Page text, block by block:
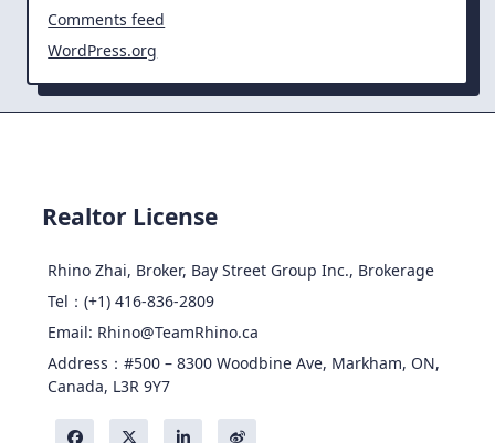
Comments feed
WordPress.org
Realtor License
Rhino Zhai, Broker, Bay Street Group Inc., Brokerage
Tel：(+1) 416-836-2809
Email: Rhino@TeamRhino.ca
Address：#500 – 8300 Woodbine Ave, Markham, ON,
Canada, L3R 9Y7